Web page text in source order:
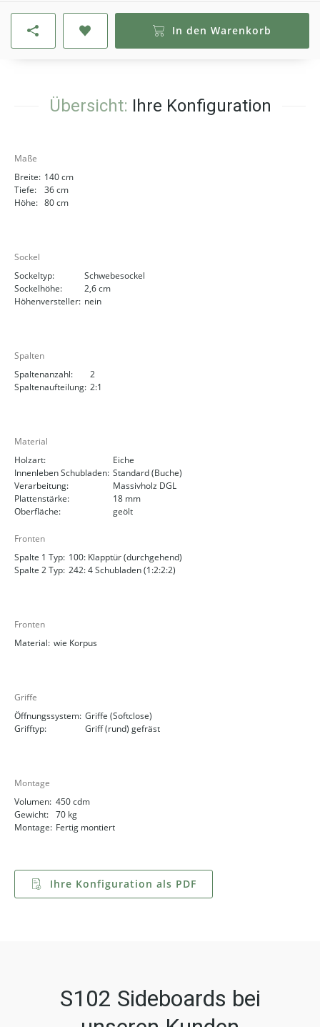
In den Warenkorb
Übersicht: Ihre Konfiguration
Maße
Breite: 140 cm
Tiefe:
36 cm
Höhe: 80 cm
Sockel
Sockeltyp:
Schwebesockel
Sockelhöhe:
2,6 cm
Höhenversteller: nein
Spalten
Spaltenanzahl:
2
Spaltenaufteilung: 2:1
Material
Holzart:
Eiche
Innenleben Schubladen: Standard (Buche)
Verarbeitung:
Massivholz DGL
Plattenstärke:
18 mm
Oberfläche:
geölt
Fronten
Spalte 1 Typ: 100: Klapptür (durchgehend)
Spalte 2 Typ: 242: 4 Schubladen (1:2:2:2)
Fronten
Material: wie Korpus
Griffe
Öffnungssystem: Griffe (Softclose)
Grifftyp:
Griff (rund) gefräst
Montage
Volumen: 450 cdm
Gewicht: 70 kg
Montage: Fertig montiert
Ihre Konfiguration als PDF
S102 Sideboards bei